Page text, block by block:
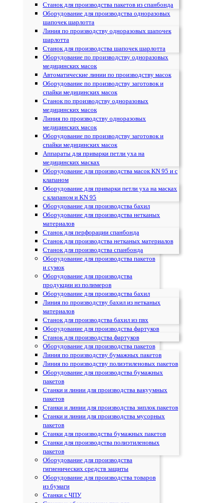
Станок для производства пакетов из спанбонда
Оборудование для производства одноразовых
шапочек шарлотта
Линия по производству одноразовых шапочек
шарлотта
Станок для производства шапочек шарлотта
Оборудование по производству одноразовых
медицинских масок
Автоматические линии по производству масок
Оборудование по производству заготовок и
спайки медицинских масок
Станок по производству одноразовых
медицинских масок
Линия по производству одноразовых
медицинских масок
Оборудование по производству заготовок и
спайки медицинских масок
Аппараты для приварки петли уха на
медицинских масках
Оборудование для производства масок KN 95 и с
клапаном
Оборудование для приварки петли уха на масках
с клапаном и KN 95
Оборудование для производства бахил
Оборудование для производства нетканых
материалов
Станок для перфорации спанбонда
Станок для производства нетканых материалов
Станок для производства спанбонда
Оборудование для производства пакетов
и сумок
Оборудование для производства
продукции из полимеров
Оборудование для производства бахил
Линия по производству бахил из нетканых
материалов
Станок для производства бахил из пвх
Оборудование для производства фартуков
Станок для производства фартуков
Оборудование для производства пакетов
Линия по производству бумажных пакетов
Линия по производству полиэтиленовых пакетов
Оборудование для производства бумажных
пакетов
Станки и линии для производства вакуумных
пакетов
Станки и линии для производства зиплок пакетов
Станки и линии для производства мусорных
пакетов
Станки для производства бумажных пакетов
Станки для производства полиэтиленовых
пакетов
Оборудование для производства
гигиенических средств защиты
Оборудование для производства товаров
из бумаги
Станки с ЧПУ